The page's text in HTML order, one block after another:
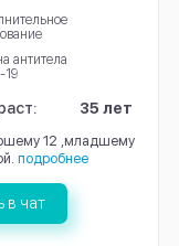
антитела
19
35 лет
12 ,младшему
подробнее
в чат